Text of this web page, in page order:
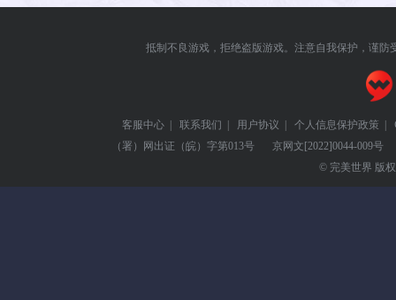
抵制不良游戏，拒绝盗版游戏。注意自我保护，谨防
客服中心 | 联系我们 | 用户协议 | 个人信息保护政策 |
（署）网出证（皖）字第013号
京网文[2022]0044-009号
© 完美世界 版权